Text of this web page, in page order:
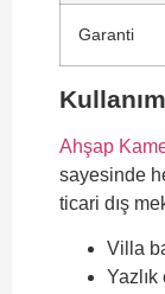
Garanti
Ahşap
sayesinde
ticari dış
Villa